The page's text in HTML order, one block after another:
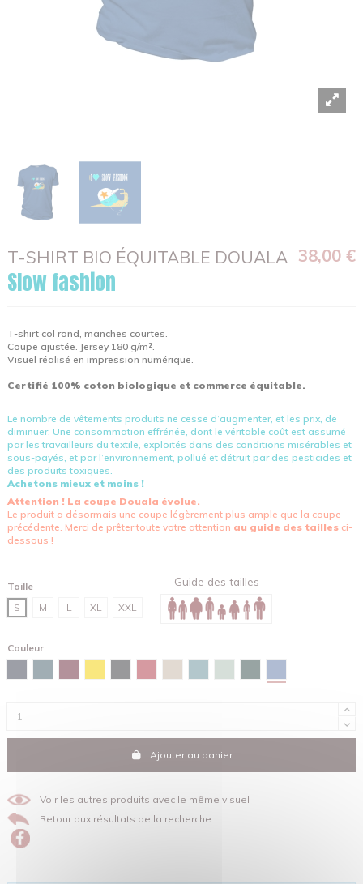
T-SHIRT BIO ÉQUITABLE DOUALA 38,00 €
Slow fashion
T-shirt col rond, manches courtes.
Coupe ajustée. Jersey 180 g/m².
Visuel réalisé en impression numérique.
Certifié 100% coton biologique et commerce équitable.
Le nombre de vêtements produits ne cesse d’augmenter, et les prix, de
diminuer. Une consommation effrénée, dont le véritable coût est assumé
par les travailleurs du textile, exploités dans des conditions misérables et
sous-payés, et par l’environnement, pollué et détruit par des pesticides et
des produits toxiques.
Achetons mieux et moins !
Attention ! La coupe Douala évolue.
Le produit a désormais une coupe légèrement plus ample que la coupe
précédente. Merci de prêter toute votre attention au guide des tailles ci-
dessous !
Taille
S
M L XL XXL
Guide des tailles
Couleur
Ajouter au panier
Voir les autres produits avec le même visuel
Retour aux résultats de la recherche